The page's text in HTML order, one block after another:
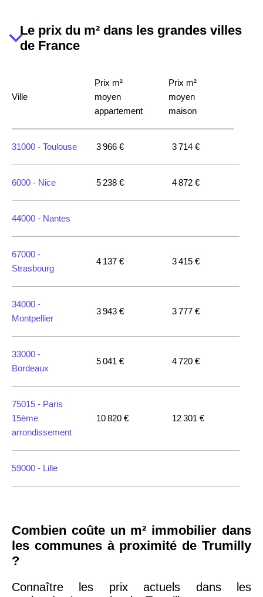
Le prix du m² dans les grandes villes
de France
Ville
Prix m²
moyen
appartement
Prix m²
moyen
maison
31000 - Toulouse 3 966 € 3 714 €
6000 - Nice 5 238 € 4 872 €
44000 - Nantes
67000 -
Strasbourg
4 137 € 3 415 €
34000 -
Montpellier
3 943 € 3 777 €
33000 -
Bordeaux
5 041 € 4 720 €
75015 - Paris
15ème
arrondissement
10 820 € 12 301 €
59000 - Lille
75018 -
arrondissement
10 114 €
Combien coûte un m² immobilier dans
les communes à proximité de Trumilly
?
Connaître les prix actuels dans les